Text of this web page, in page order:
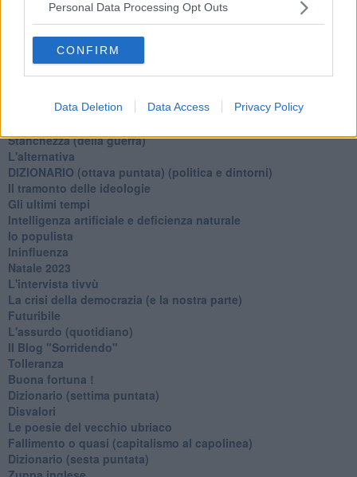
Personal Data Processing Opt Outs
CONFIRM
Data Deletion Data Access Privacy Policy
Il decalogo del politico
Un calcio alla finzione
Solitudine
Mercanti nel tempio
Il disprezzo del mondo
L'inganno
Stanchezza (della guerra)
L'alternativa
​DIZIONARIO (ottava puntata) (politica e dintorni)
Il tramonto delle ideologie
Gli ultimi tempi
Intelligenza artificiale e deficienza naturale
Io populista
Ininfluenza
Natale 2023
L'intervista tivvù
La crisi della democrazia (e la nostra parte)
Futuribile
L'assurdo (quotidiano)
Il Blog "Sorridendo"
Tolleranza
Buona fortuna !
​Dizionario (settima puntata)
Disvalori
Le poesie del vecchio ubriaco
Fallimento o quasi (capitalismo al capolinea)
Dizionario (sesta puntata)